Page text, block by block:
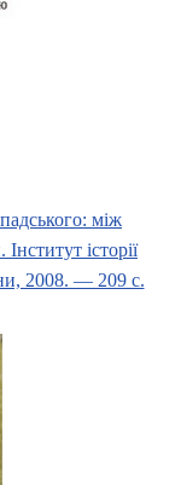
між
історії
2008. — 209 с.